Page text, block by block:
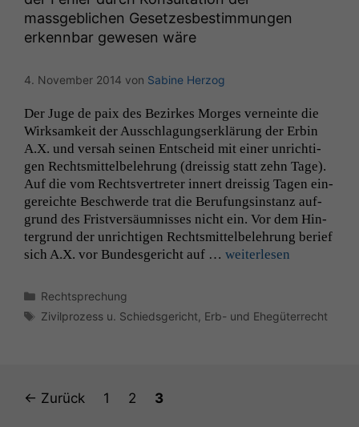
massgeblichen Gesetzesbestimmungen
erkennbar gewesen wäre
4. November 2014 von Sabine Herzog
Der Juge de paix des Bezirkes Morges verneinte die
Wirk­samkeit der Auss­chla­gungserk­lärung der Erbin
A.X. und ver­sah seinen Entscheid mit ein­er unrichti­
gen Rechtsmit­tel­belehrung (dreis­sig statt zehn Tage).
Auf die vom Rechtsvertreter innert dreis­sig Tagen ein­
gere­ichte Beschw­erde trat die Beru­fungsin­stanz auf­
grund des Fristver­säum­niss­es nicht ein. Vor dem Hin­
ter­grund der unrichti­gen Rechtsmit­tel­belehrung berief
sich A.X. vor Bun­des­gericht auf … weit­er­lesen
Kategorien
Rechtsprechung
Schlagwörter
Zivilprozess u. Schiedsgericht Erb- und Ehegüterrecht
← Zurück Seite
1 Seite
2 Seite
3
Website zu
verbessern,
statistische
Funktionalität
Einige
Funktionen auf
dieser Website
sind optional.
Wenn Sie
diese Option
zu 100%